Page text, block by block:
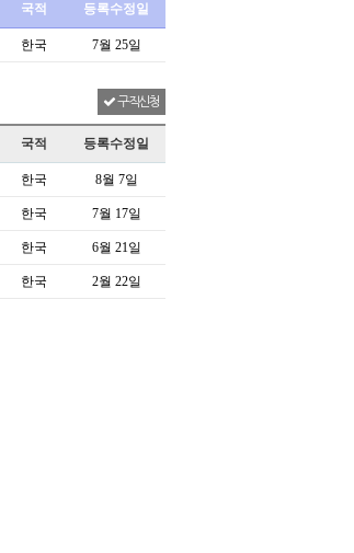
국적 등록수정일
한국 7월 25일
구직신청
국적 등록수정일
한국 8월 7일
한국 7월 17일
한국 6월 21일
한국 2월 22일